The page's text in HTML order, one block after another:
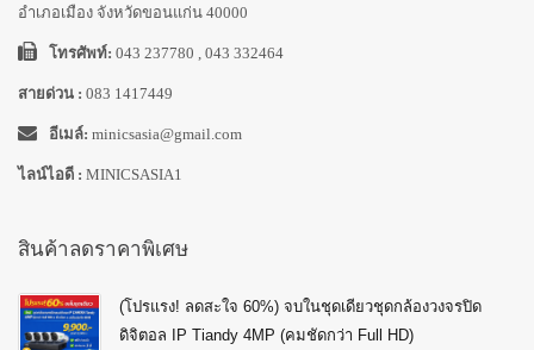
อำเภอเมือง จังหวัดขอนแก่น 40000
โทรศัพท์: 043 237780 , 043 332464
สายด่วน : 083 1417449
อีเมล์: minicsasia@gmail.com
ไลน์ไอดี : MINICSASIA1
สินค้าลดราคาพิเศษ
(โปรแรง! ลดสะใจ 60%) จบในชุดเดียวชุดกล้องวงจรปิด
ดิจิตอล IP Tiandy 4MP (คมชัดกว่า Full HD)